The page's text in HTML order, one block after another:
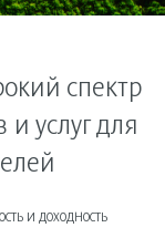
спектр
услуг для
и доходность